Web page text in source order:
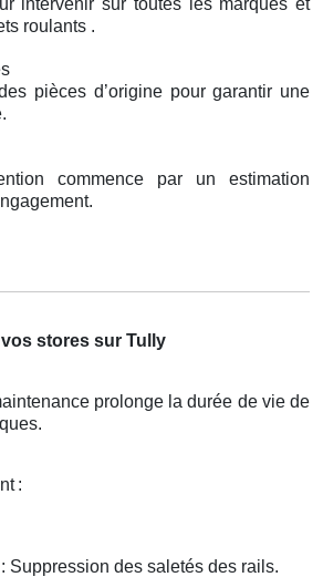
roulants .
pièces d’origine pour garantir une
commence par un estimation
stores sur Tully
prolonge la durée de vie de
:
Suppression des saletés des rails.